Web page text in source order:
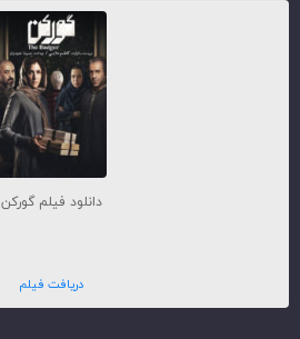
دانلود فیلم گورکن
دریافت فیلم